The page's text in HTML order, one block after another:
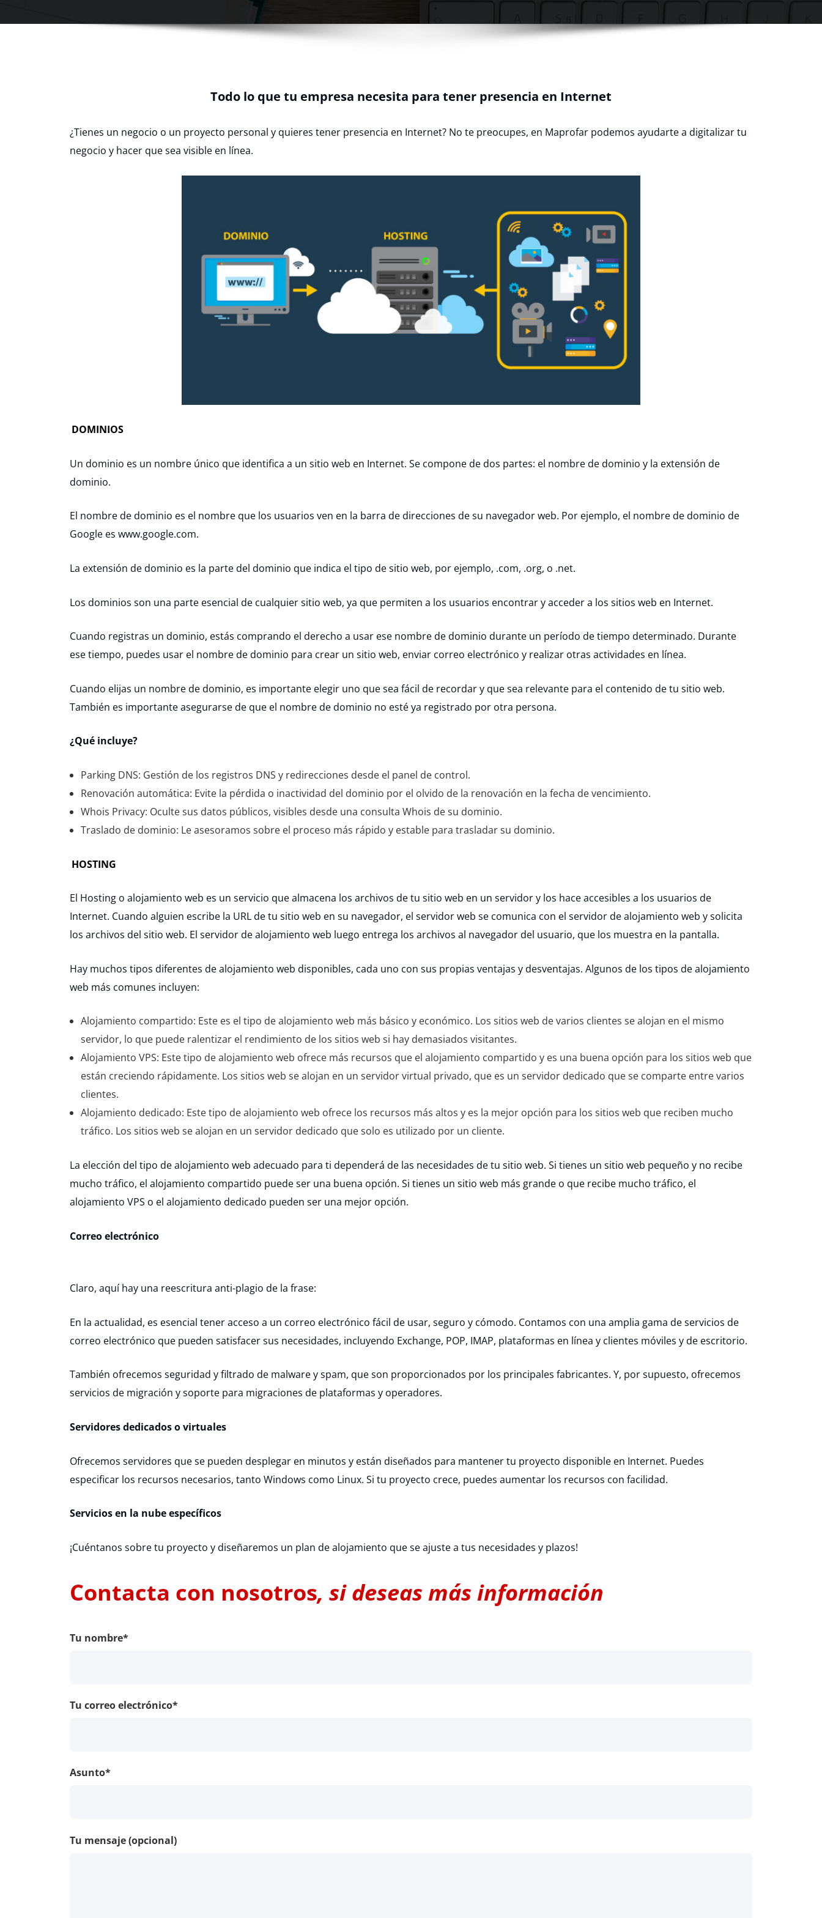
Todo lo que tu empresa necesita para tener presencia en Internet
¿Tienes un negocio o un proyecto personal y quieres tener presencia en Internet? No te preocupes, en Maprofar podemos ayudarte a digitalizar tu
negocio y hacer que sea visible en línea.
DOMINIOS
Un dominio es un nombre único que identifica a un sitio web en Internet. Se compone de dos partes: el nombre de dominio y la extensión de
dominio.
El nombre de dominio es el nombre que los usuarios ven en la barra de direcciones de su navegador web. Por ejemplo, el nombre de dominio de
Google es www.google.com.
La extensión de dominio es la parte del dominio que indica el tipo de sitio web, por ejemplo, .com, .org, o .net.
Los dominios son una parte esencial de cualquier sitio web, ya que permiten a los usuarios encontrar y acceder a los sitios web en Internet.
Cuando registras un dominio, estás comprando el derecho a usar ese nombre de dominio durante un período de tiempo determinado. Durante
ese tiempo, puedes usar el nombre de dominio para crear un sitio web, enviar correo electrónico y realizar otras actividades en línea.
Cuando elijas un nombre de dominio, es importante elegir uno que sea fácil de recordar y que sea relevante para el contenido de tu sitio web.
También es importante asegurarse de que el nombre de dominio no esté ya registrado por otra persona.
¿Qué incluye?
Parking DNS: Gestión de los registros DNS y redirecciones desde el panel de control.
Renovación automática: Evite la pérdida o inactividad del dominio por el olvido de la renovación en la fecha de vencimiento.
Whois Privacy: Oculte sus datos públicos, visibles desde una consulta Whois de su dominio.
Traslado de dominio: Le asesoramos sobre el proceso más rápido y estable para trasladar su dominio.
HOSTING
El Hosting o alojamiento web es un servicio que almacena los archivos de tu sitio web en un servidor y los hace accesibles a los usuarios de
Internet. Cuando alguien escribe la URL de tu sitio web en su navegador, el servidor web se comunica con el servidor de alojamiento web y solicita
los archivos del sitio web. El servidor de alojamiento web luego entrega los archivos al navegador del usuario, que los muestra en la pantalla.
Hay muchos tipos diferentes de alojamiento web disponibles, cada uno con sus propias ventajas y desventajas. Algunos de los tipos de alojamiento
web más comunes incluyen:
Alojamiento compartido: Este es el tipo de alojamiento web más básico y económico. Los sitios web de varios clientes se alojan en el mismo
servidor, lo que puede ralentizar el rendimiento de los sitios web si hay demasiados visitantes.
Alojamiento VPS: Este tipo de alojamiento web ofrece más recursos que el alojamiento compartido y es una buena opción para los sitios web que
están creciendo rápidamente. Los sitios web se alojan en un servidor virtual privado, que es un servidor dedicado que se comparte entre varios
clientes.
Alojamiento dedicado: Este tipo de alojamiento web ofrece los recursos más altos y es la mejor opción para los sitios web que reciben mucho
tráfico. Los sitios web se alojan en un servidor dedicado que solo es utilizado por un cliente.
La elección del tipo de alojamiento web adecuado para ti dependerá de las necesidades de tu sitio web. Si tienes un sitio web pequeño y no recibe
mucho tráfico, el alojamiento compartido puede ser una buena opción. Si tienes un sitio web más grande o que recibe mucho tráfico, el
alojamiento VPS o el alojamiento dedicado pueden ser una mejor opción.
Correo electrónico
Claro, aquí hay una reescritura anti-plagio de la frase:
En la actualidad, es esencial tener acceso a un correo electrónico fácil de usar, seguro y cómodo. Contamos con una amplia gama de servicios de
correo electrónico que pueden satisfacer sus necesidades, incluyendo Exchange, POP, IMAP, plataformas en línea y clientes móviles y de escritorio.
También ofrecemos seguridad y filtrado de malware y spam, que son proporcionados por los principales fabricantes. Y, por supuesto, ofrecemos
servicios de migración y soporte para migraciones de plataformas y operadores.
Servidores dedicados o virtuales
Ofrecemos servidores que se pueden desplegar en minutos y están diseñados para mantener tu proyecto disponible en Internet. Puedes
especificar los recursos necesarios, tanto Windows como Linux. Si tu proyecto crece, puedes aumentar los recursos con facilidad.
Servicios en la nube específicos
¡Cuéntanos sobre tu proyecto y diseñaremos un plan de alojamiento que se ajuste a tus necesidades y plazos!
Contacta con nosotros, si deseas más información
Tu nombre*
Tu correo electrónico*
Asunto*
Tu mensaje (opcional)